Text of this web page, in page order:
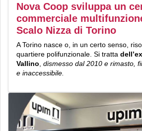
Nova Coop sviluppa un
commerciale
Scalo Nizza di Torino
A Torino nasce o, in un certo senso,
quartiere polifunzionale. Si tratta
Vallino dismesso dal 2010 e rimasto,
e inaccessibile.